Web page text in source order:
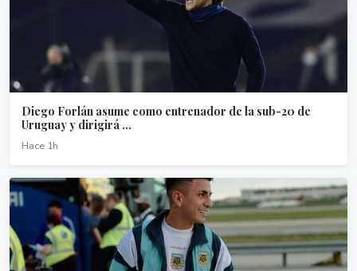
Diego Forlán asume como entrenador de la sub-20 de
Uruguay y dirigirá ...
Hace 1h